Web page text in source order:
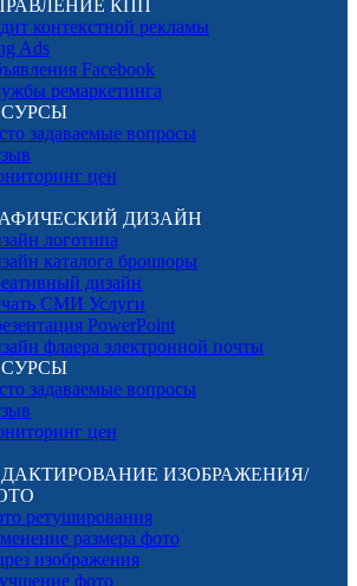
КПП
контекстной рекламы
Ads
Facebook
ремаркетинга
задаваемые вопросы
цен
ДИЗАЙН
логотипа
каталога брошюры
дизайн
СМИ Услуги
PowerPoint
флаера электронной почты
задаваемые вопросы
цен
ИЗОБРАЖЕНИЯ/
ретуширования
размера фото
изображения
фото